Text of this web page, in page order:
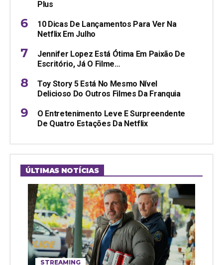
Plus
10 Dicas De Lançamentos Para Ver Na
Netflix Em Julho
Jennifer Lopez Está Ótima Em Paixão De
Escritório, Já O Filme…
Toy Story 5 Está No Mesmo Nível
Delicioso Do Outros Filmes Da Franquia
O Entretenimento Leve E Surpreendente
De Quatro Estações Da Netflix
ÚLTIMAS NOTÍCIAS
STREAMING